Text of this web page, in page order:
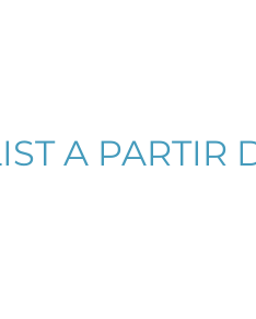
A PARTIR